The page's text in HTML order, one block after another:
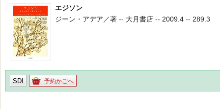
エジソン
ジーン・アデア／著 -- 大月書店 -- 2009.4 -- 289.3
SDI 予約かごへ